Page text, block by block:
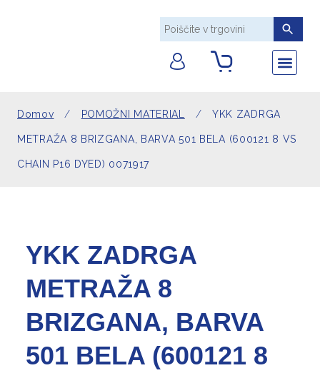
Domov / POMOŽNI MATERIAL / YKK ZADRGA
METRAŽA 8 BRIZGANA, BARVA 501 BELA (600121 8 VS
CHAIN P16 DYED) 0071917
YKK ZADRGA
METRAŽA 8
BRIZGANA, BARVA
501 BELA (600121 8